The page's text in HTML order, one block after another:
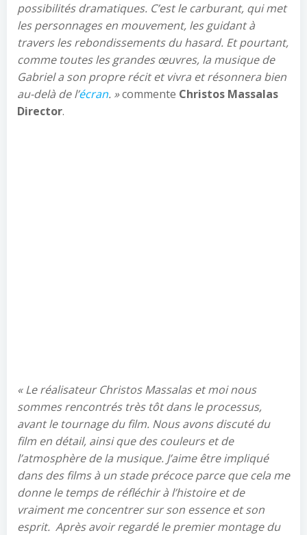
possibilités dramatiques. C’est le carburant, qui met
les personnages en mouvement, les guidant à
travers les rebondissements du hasard. Et pourtant,
comme toutes les grandes œuvres, la musique de
Gabriel a son propre récit et vivra et résonnera bien
au-delà de l’écran. »commente Christos Massalas
Director.
« Le réalisateur Christos Massalas et moi nous
sommes rencontrés très tôt dans le processus,
avant le tournage du film. Nous avons discuté du
film en détail, ainsi que des couleurs et de
l’atmosphère de la musique. J’aime être impliqué
dans des films à un stade précoce parce que cela me
donne le temps de réfléchir à l’histoire et de
vraiment me concentrer sur son essence et son
esprit. Après avoir regardé le premier montage du